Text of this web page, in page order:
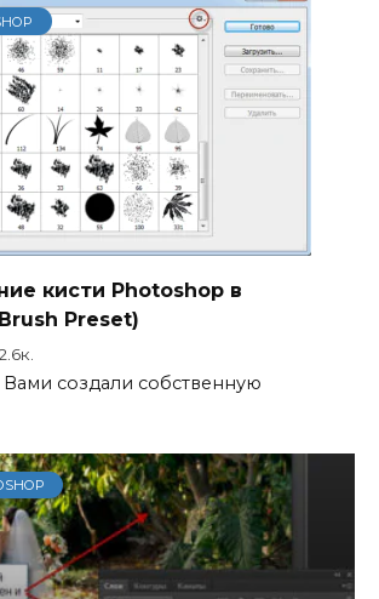
кисти Photoshop в
Preset)
2.6к.
Вами создали собственную